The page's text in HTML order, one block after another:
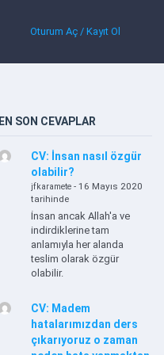
Oturum Aç / Kayıt Ol
EN SON CEVAPLAR
CV: İnsan nasıl özgür
olabilir?
jfkaramete - 16 Mayıs 2020
tarihinde
İnsan ancak Allah'a ve
indirdiklerine tam
anlamıyla her alanda
teslim olarak özgür
olabilir.
CV: Madem
hatalarımızdan ders
çıkarıyoruz o zaman